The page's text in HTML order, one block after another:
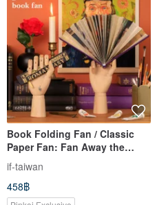
Book Folding Fan / Classic
Paper Fan: Fan Away the
Scent of Books *Imported
from the UK, Shipped from
Taiwan*
if-taiwan
458฿